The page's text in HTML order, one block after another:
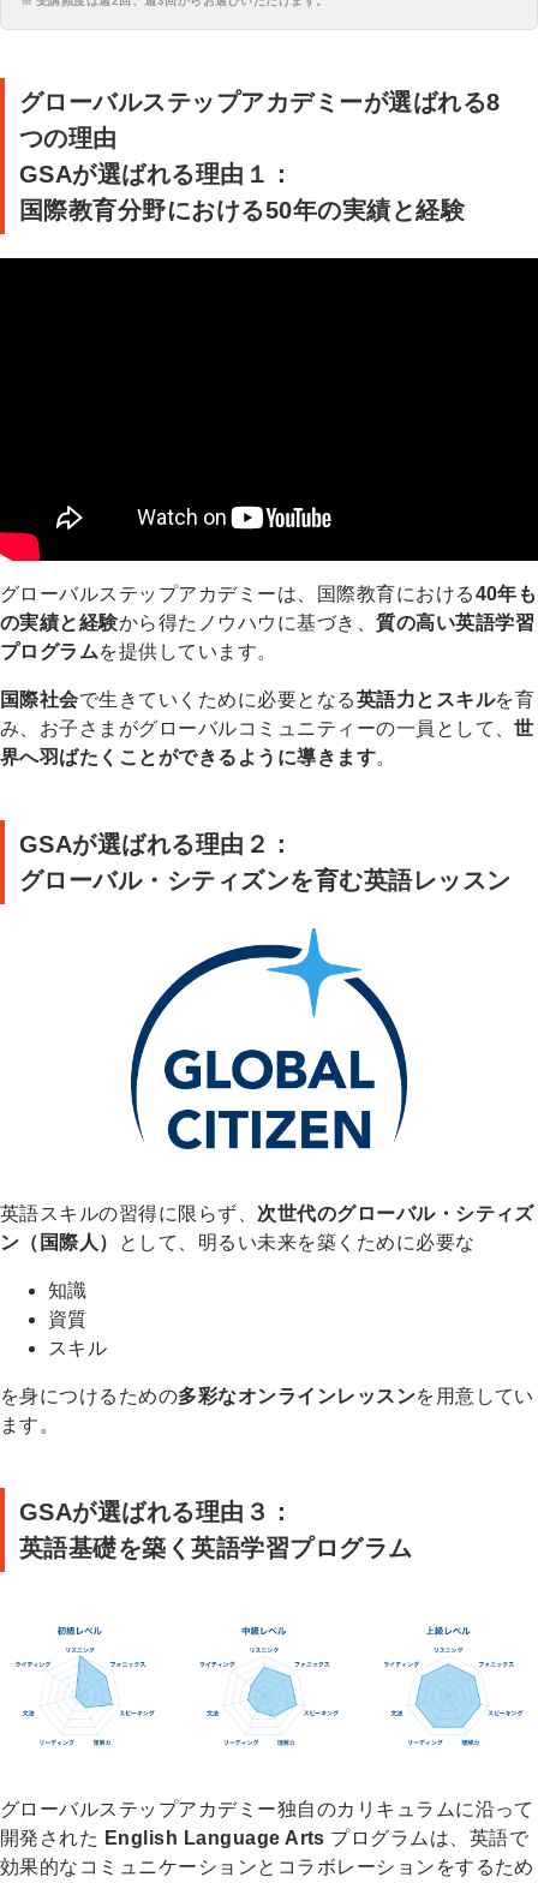
グローバルステップアカデミーが選ばれる8
つの理由
GSAが選ばれる理由１：
国際教育分野における50年の実績と経験
グローバルステップアカデミーは、国際教育における40年も
の実績と経験から得たノウハウに基づき、質の高い英語学習
プログラムを提供しています。
国際社会で生きていくために必要となる英語力とスキルを育
み、お子さまがグローバルコミュニティーの一員として、世
界へ羽ばたくことができるように導きます。
GSAが選ばれる理由２：
グローバル・シティズンを育む英語レッスン
英語スキルの習得に限らず、 次世代のグローバル・シティズ
ン（国際人）
として、明るい未来を築くために必要な
知識
資質
スキル
を身につけるための多彩なオンラインレッスンを用意してい
ます。
GSAが選ばれる理由３：
英語基礎を築く英語学習プログラム
グローバルステップアカデミー独自のカリキュラムに沿って
開発された English Language Arts プログラムは、英語で
効果的なコミュニケーションとコラボレーションをするため